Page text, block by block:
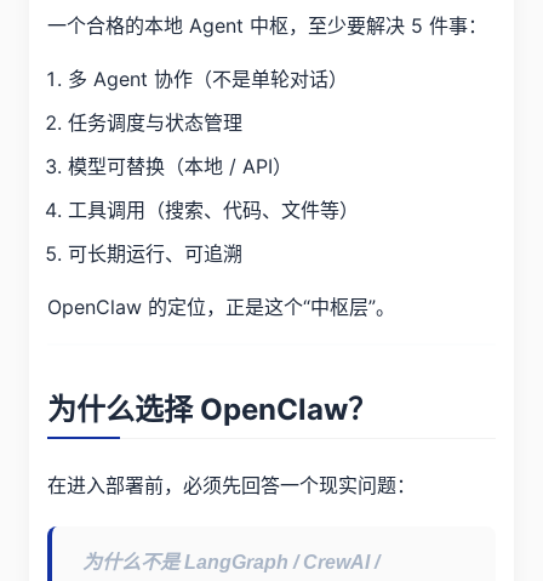
一个合格的本地 Agent 中枢，至少要解决 5 件事：
多 Agent 协作（不是单轮对话）
任务调度与状态管理
模型可替换（本地 / API）
工具调用（搜索、代码、文件等）
可长期运行、可追溯
OpenClaw 的定位，正是这个“中枢层”。
为什么选择 OpenClaw？
在进入部署前，必须先回答一个现实问题：
为什么不是 LangGraph / CrewAI /